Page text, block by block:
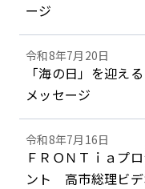
ージ
令和8年7月20日
「海の日」を迎え
メッセージ
令和8年7月16日
ＦＲＯＮＴｉａプ
ント 高市総理ビデ